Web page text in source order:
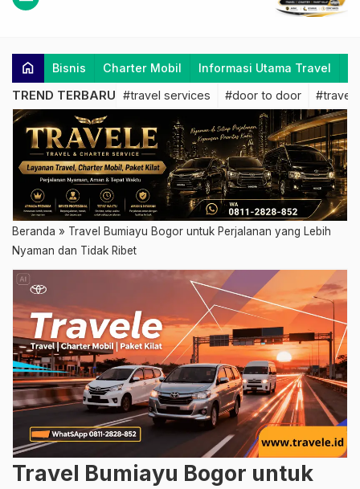
home Bisnis Charter Mobil Informasi Utama Travel
TREND TERBARU #travel services #door to door #travel
Beranda » Travel Bumiayu Bogor untuk Perjalanan yang Lebih
Nyaman dan Tidak Ribet
Travel Bumiayu Bogor untuk